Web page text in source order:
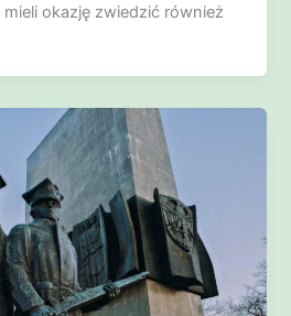
okazję zwiedzić również